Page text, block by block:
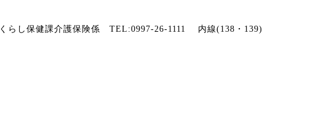
くらし保健課介護保険係 TEL:0997-26-1111 内線(138・139)